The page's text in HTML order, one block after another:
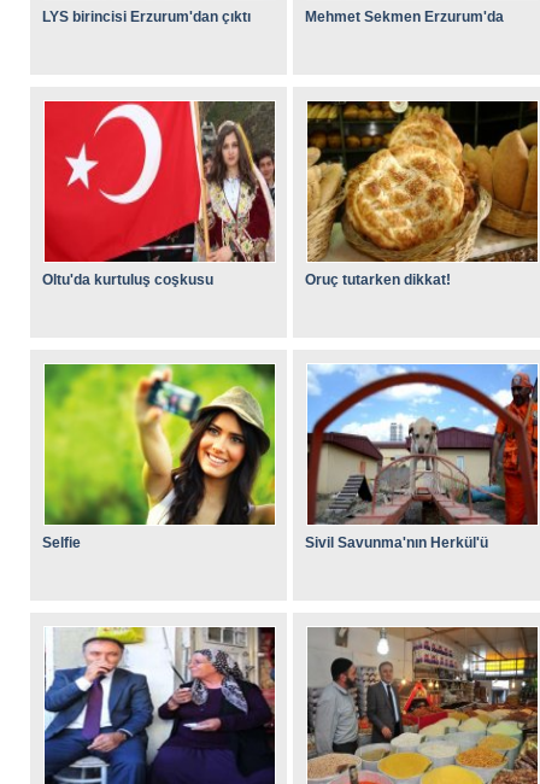
LYS birincisi Erzurum'dan çıktı Mehmet Sekmen Erzurum'da
Oltu'da kurtuluş coşkusu Oruç tutarken dikkat!
Selfie Sivil Savunma'nın Herkül'ü